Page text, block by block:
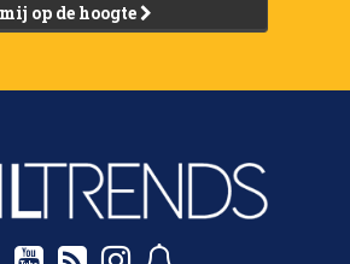
op de hoogte